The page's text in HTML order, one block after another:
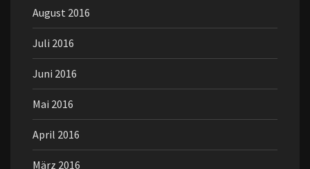
August 2016
Juli 2016
Juni 2016
Mai 2016
April 2016
März 2016